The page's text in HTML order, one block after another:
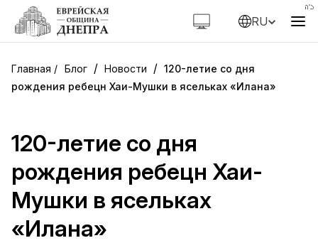
RU
Блог / Новости / 120-летие со дня
рождения ребецн Хаи-Мушки в ясельках «Илана»
120-летие со дня
рождения ребецн Хаи-
Мушки в ясельках
«Илана»